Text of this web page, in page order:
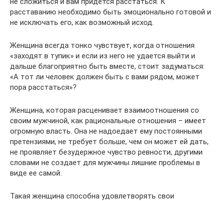
расставанию необходимо быть эмоционально готовой и
не исключать его, как возможный исход.
Женщина всегда тонко чувствует, когда отношения
«заходят в тупик» и если из него не удается выйти и
дальше благоприятно быть вместе, стоит задуматься:
«А тот ли человек должен быть с вами рядом, может
пора расстаться»?
Женщина, которая расценивает взаимоотношения со
своим мужчиной, как рациональные отношения – имеет
огромную власть. Она не надоедает ему постоянными
претензиями, не требует больше, чем он может ей дать,
не проявляет безудержное чувство ревности, другими
словами не создает для мужчины лишние проблемы в
виде ее самой.
Такая женщина способна удовлетворять свои